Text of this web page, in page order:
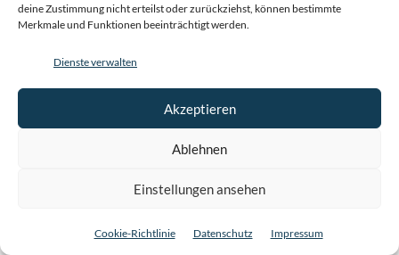
deine Zustimmung nicht erteilst oder zurückziehst, können bestimmte
Merkmale und Funktionen beeinträchtigt werden.
Dienste verwalten
Akzeptieren
Ablehnen
Einstellungen ansehen
Cookie-Richtlinie Datenschutz Impressum
„Die Farben des Südens“ – Iberoamerikanische Musik
„Meisterwerke für Gitarre“
Sonntag, 10.05., 16:00 Uhr– Alexander-Sergei Ramírez
„Alma Latina“ (Benefizkonzert)